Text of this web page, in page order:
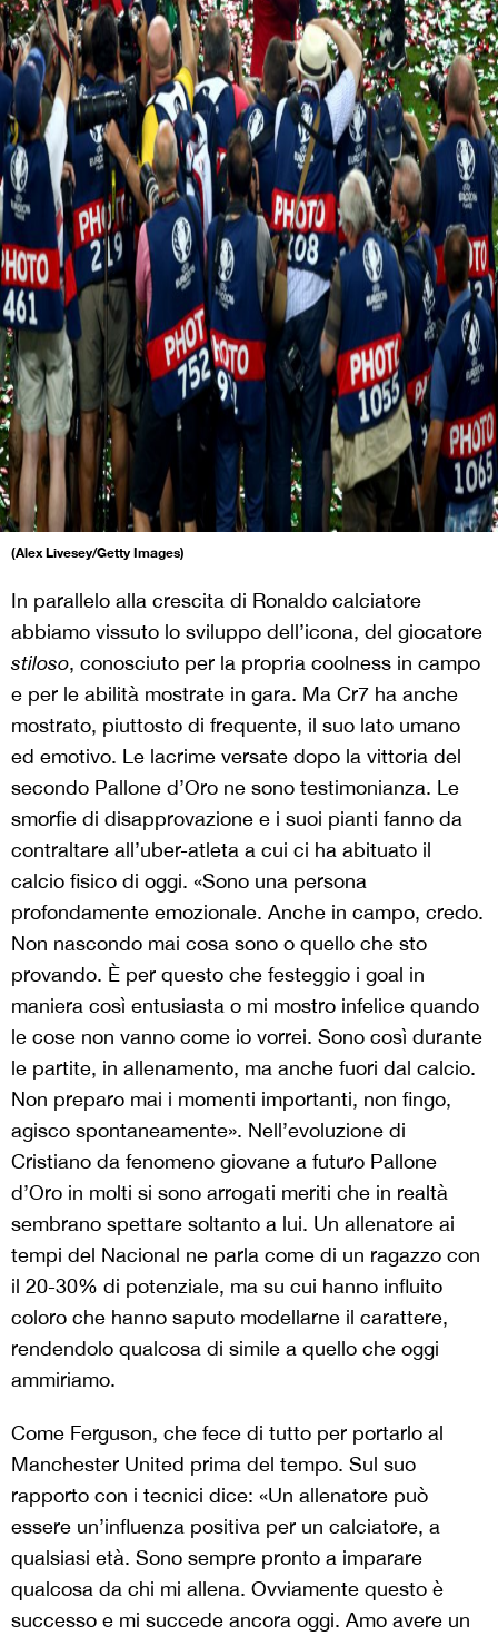
(Alex Livesey/Getty Images)
In parallelo alla crescita di Ronaldo calciatore
abbiamo vissuto lo sviluppo dell’icona, del giocatore
stiloso, conosciuto per la propria coolness in campo
e per le abilità mostrate in gara. Ma Cr7 ha anche
mostrato, piuttosto di frequente, il suo lato umano
ed emotivo. Le lacrime versate dopo la vittoria del
secondo Pallone d’Oro ne sono testimonianza. Le
smorfie di disapprovazione e i suoi pianti fanno da
contraltare all’uber-atleta a cui ci ha abituato il
calcio fisico di oggi. «Sono una persona
profondamente emozionale. Anche in campo, credo.
Non nascondo mai cosa sono o quello che sto
provando. È per questo che festeggio i goal in
maniera così entusiasta o mi mostro infelice quando
le cose non vanno come io vorrei. Sono così durante
le partite, in allenamento, ma anche fuori dal calcio.
Non preparo mai i momenti importanti, non fingo,
agisco spontaneamente». Nell’evoluzione di
Cristiano da fenomeno giovane a futuro Pallone
d’Oro in molti si sono arrogati meriti che in realtà
sembrano spettare soltanto a lui. Un allenatore ai
tempi del Nacional ne parla come di un ragazzo con
il 20-30% di potenziale, ma su cui hanno influito
coloro che hanno saputo modellarne il carattere,
rendendolo qualcosa di simile a quello che oggi
ammiriamo.
Come Ferguson, che fece di tutto per portarlo al
Manchester United prima del tempo. Sul suo
rapporto con i tecnici dice: «Un allenatore può
essere un’influenza positiva per un calciatore, a
qualsiasi età. Sono sempre pronto a imparare
qualcosa da chi mi allena. Ovviamente questo è
successo e mi succede ancora oggi. Amo avere un